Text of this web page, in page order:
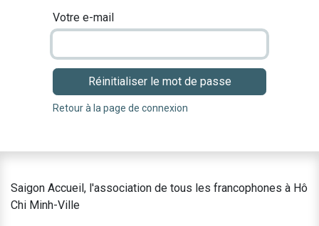
Votre e-mail
Réinitialiser le mot de passe
Retour à la page de connexion
Saigon Accueil, l'association de tous les francophones à Hô
Chi Minh-Ville